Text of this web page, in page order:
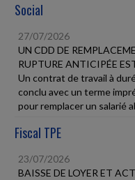
Social
27/07/2026
UN CDD DE
RUPTURE ANTICIPÉE
Un contrat de travail à
conclu avec un terme
pour remplacer un salarié
Fiscal TPE
23/07/2026
BAISSE DE LOYER ET